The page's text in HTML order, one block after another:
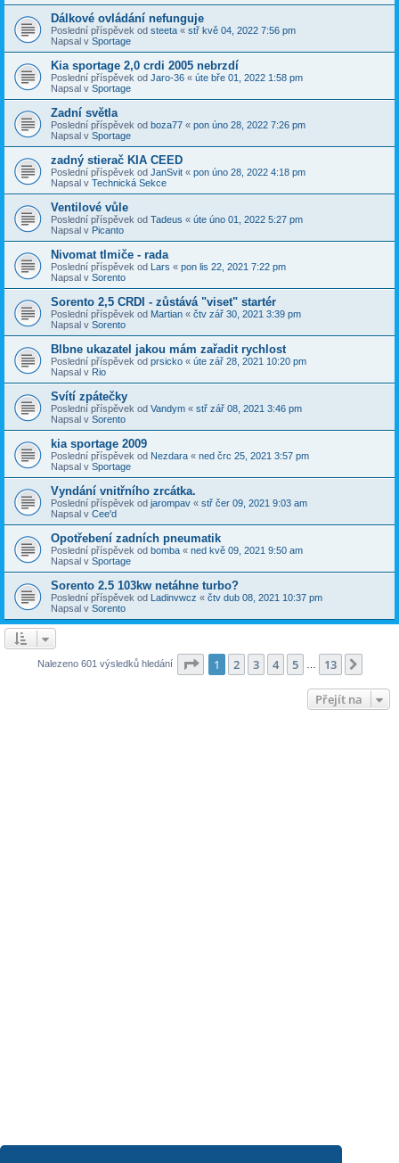
Dálkové ovládání nefunguje
Poslední příspěvek od steeta « stř kvě 04, 2022 7:56 pm
Napsal v Sportage
Kia sportage 2,0 crdi 2005 nebrzdí
Poslední příspěvek od Jaro-36 « úte bře 01, 2022 1:58 pm
Napsal v Sportage
Zadní světla
Poslední příspěvek od boza77 « pon úno 28, 2022 7:26 pm
Napsal v Sportage
zadný stierač KIA CEED
Poslední příspěvek od JanSvit « pon úno 28, 2022 4:18 pm
Napsal v Technická Sekce
Ventilové vůle
Poslední příspěvek od Tadeus « úte úno 01, 2022 5:27 pm
Napsal v Picanto
Nivomat tlmiče - rada
Poslední příspěvek od Lars « pon lis 22, 2021 7:22 pm
Napsal v Sorento
Sorento 2,5 CRDI - zůstává "viset" startér
Poslední příspěvek od Martian « čtv zář 30, 2021 3:39 pm
Napsal v Sorento
Blbne ukazatel jakou mám zařadit rychlost
Poslední příspěvek od prsicko « úte zář 28, 2021 10:20 pm
Napsal v Rio
Svítí zpátečky
Poslední příspěvek od Vandym « stř zář 08, 2021 3:46 pm
Napsal v Sorento
kia sportage 2009
Poslední příspěvek od Nezdara « ned črc 25, 2021 3:57 pm
Napsal v Sportage
Vyndání vnitřního zrcátka.
Poslední příspěvek od jarompav « stř čer 09, 2021 9:03 am
Napsal v Cee'd
Opotřebení zadních pneumatik
Poslední příspěvek od bomba « ned kvě 09, 2021 9:50 am
Napsal v Sportage
Sorento 2.5 103kw netáhne turbo?
Poslední příspěvek od Ladinvwcz « čtv dub 08, 2021 10:37 pm
Napsal v Sorento
Nalezeno 601 výsledků hledání Stránka z 13
1 2 3 4 5 13
Přejít na